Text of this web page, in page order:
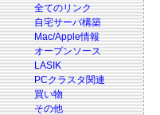
全てのリンク
自宅サーバ構築
Mac/Apple情報
オープンソース
LASIK
PCクラスタ関連
買い物
その他